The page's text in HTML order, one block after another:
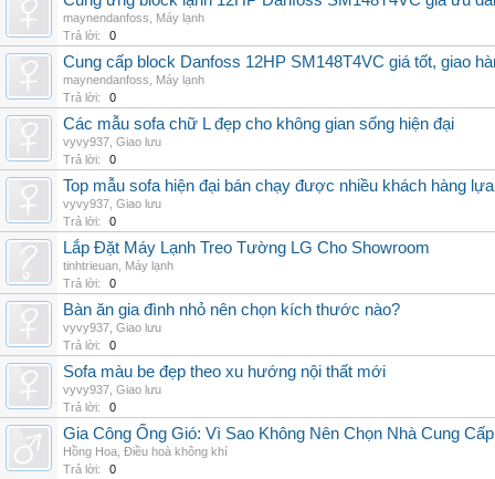
maynendanfoss
Máy lạnh
Trả lời:
0
Cung cấp block Danfoss 12HP SM148T4VC giá tốt, giao
maynendanfoss
Máy lạnh
Trả lời:
0
Các mẫu sofa chữ L đẹp cho không gian sống hiện đại
vyvy937 Giao lưu
Trả lời:
0
Top mẫu sofa hiện đại bán chạy được nhiều khách hàng
vyvy937 Giao lưu
Trả lời:
0
Lắp Đặt Máy Lạnh Treo Tường LG Cho Showroom
tinhtrieuan Máy lạnh
Trả lời:
0
Bàn ăn gia đình nhỏ nên chọn kích thước nào?
vyvy937 Giao lưu
Trả lời:
0
Sofa màu be đẹp theo xu hướng nội thất mới
vyvy937 Giao lưu
Trả lời:
0
Gia Công Ống Gió: Vì Sao Không Nên Chọn Nhà Cung
Hồng Hoa Điều hoà không khí
Trả lời:
0